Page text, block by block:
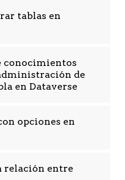
tablas en
conocimientos
de
en Dataverse
opciones en
relación entre